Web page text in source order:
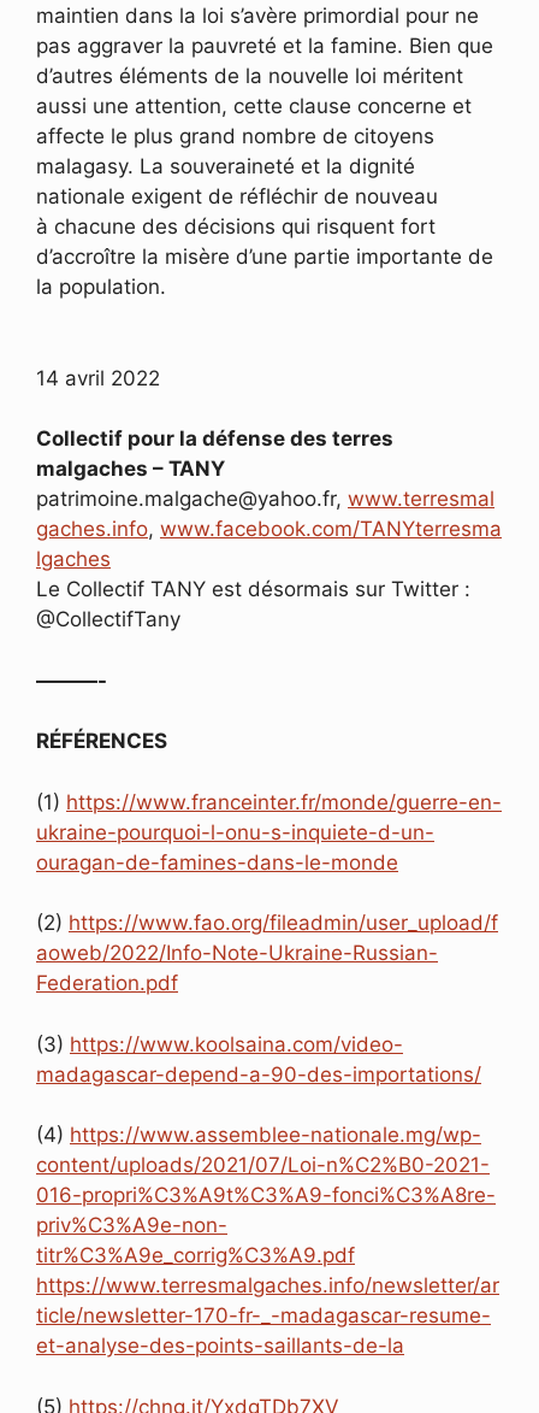
maintien dans la loi s’avère primordial pour ne
pas aggraver la pauvreté et la famine. Bien que
d’autres éléments de la nouvelle loi méritent
aussi une attention, cette clause concerne et
affecte le plus grand nombre de citoyens
malagasy. La souveraineté et la dignité
nationale exigent de réfléchir de nouveau
à chacune des décisions qui risquent fort
d’accroître la misère d’une partie importante de
la population.
14 avril 2022
Collectif pour la défense des terres
malgaches – TANY
patrimoine.malgache@yahoo.fr, www.terresmal
gaches.info, www.facebook.com/TANYterresma
lgaches
Le Collectif TANY est désormais sur Twitter :
@CollectifTany
———-
RÉFÉRENCES
(1) https://www.franceinter.fr/monde/guerre-en-
ukraine-pourquoi-l-onu-s-inquiete-d-un-
ouragan-de-famines-dans-le-monde
(2) https://www.fao.org/fileadmin/user_upload/f
aoweb/2022/Info-Note-Ukraine-Russian-
Federation.pdf
(3) https://www.koolsaina.com/video-
madagascar-depend-a-90-des-importations/
(4) https://www.assemblee-nationale.mg/wp-
content/uploads/2021/07/Loi-n%C2%B0-2021-
016-propri%C3%A9t%C3%A9-fonci%C3%A8re-
priv%C3%A9e-non-
titr%C3%A9e_corrig%C3%A9.pdf
https://www.terresmalgaches.info/newsletter/ar
ticle/newsletter-170-fr-_-madagascar-resume-
et-analyse-des-points-saillants-de-la
(5) https://chng.it/YxdgTDb7XV